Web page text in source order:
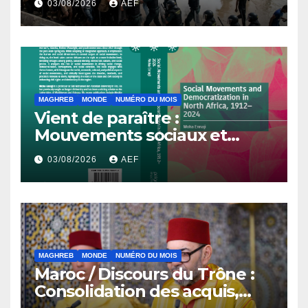
03/08/2026 AEF
MAGHREB MONDE NUMÉRO DU MOIS
Vient de paraître :
Mouvements sociaux et
démocratisation en Afrique
du Nord, 1912-2024
03/08/2026 AEF
MAGHREB MONDE NUMÉRO DU MOIS
Maroc / Discours du Trône :
Consolidation des acquis,